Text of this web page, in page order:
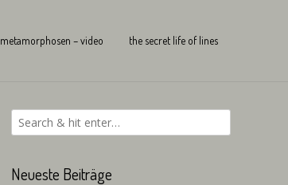
metamorphosen – video the secret life of lines
Neueste Beiträge